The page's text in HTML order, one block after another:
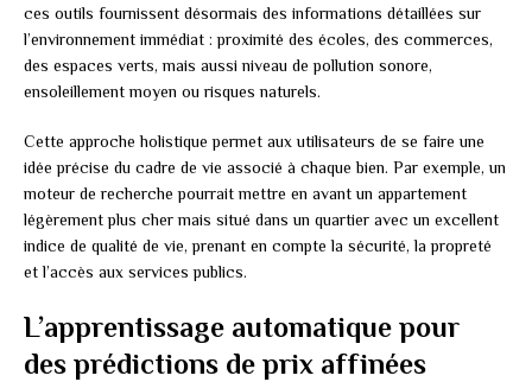
ces outils fournissent désormais des informations détaillées sur
l’environnement immédiat : proximité des écoles, des commerces,
des espaces verts, mais aussi niveau de pollution sonore,
ensoleillement moyen ou risques naturels.
Cette approche holistique permet aux utilisateurs de se faire une
idée précise du cadre de vie associé à chaque bien. Par exemple, un
moteur de recherche pourrait mettre en avant un appartement
légèrement plus cher mais situé dans un quartier avec un excellent
indice de qualité de vie, prenant en compte la sécurité, la propreté
et l’accès aux services publics.
L’apprentissage automatique pour
des prédictions de prix affinées